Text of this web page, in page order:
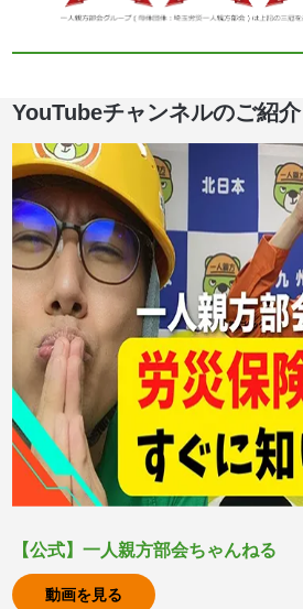
YouTubeチャンネルのご紹介
【公式】一人親方部会ちゃんねる
動画を見る